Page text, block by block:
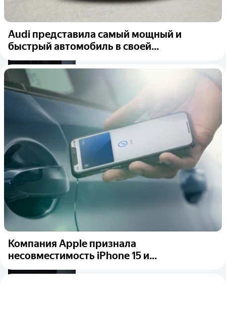
Audi представила самый мощный и
быстрый автомобиль в своей...
Компания Apple признала
несовместимость iPhone 15 и...